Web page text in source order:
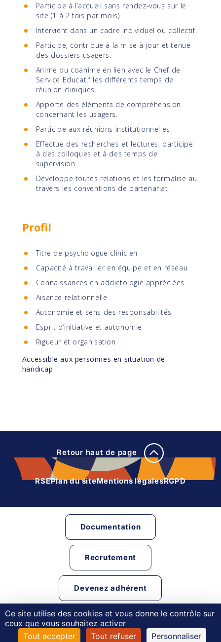
Participe à l’accueil sans rendez-vous sur le
site (1 à 2 fois par mois)
Intervient dans un cadre individuel ou collectif.
Participe, contribue à la mise à jour et tenue
des dossiers usagers.
Anime ou coanime en lien avec le Chef de
Service Educatif les différents temps de
réunion cliniques.
Apporte des éléments de compréhension
concernant les usagers.
Participe aux réunions institutionnelles.
Effectue des recherches et lectures, participe
à des colloques et à des temps de
supervision
Développe toutes relations et les formalise au
travers les conventions de partenariat.
Profil
Titre de psychologue clinicien
Capacité à travailler en équipe et en réseau
Connaissances en addictologie appréciées
Aisance relationnelle
Autonomie et sens des responsabilités
Esprit d’initiative et autonomie
Rigueur et organisation
Accessible aux personnes en situation de
handicap.
Retour haut de page
RSEPlan du siteMentions légalesRGPD
Documentation
Recrutement
Devenez adhérent
Liens partenaires
Ce site utilise des cookies et vous donne le contrôle sur
ceux que vous souhaitez activer
Tout accepter
Tout refuser Personnaliser